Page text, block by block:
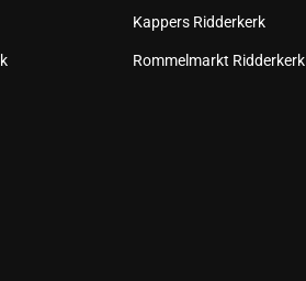
Kappers Ridderkerk
Rommelmarkt Ridderkerk